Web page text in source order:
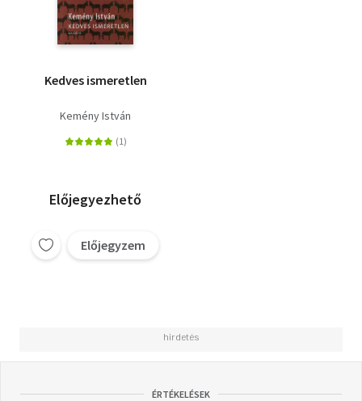
Kedves ismeretlen
Kemény István
Előjegyezhető
Előjegyzem
ÉRTÉKELÉSEK